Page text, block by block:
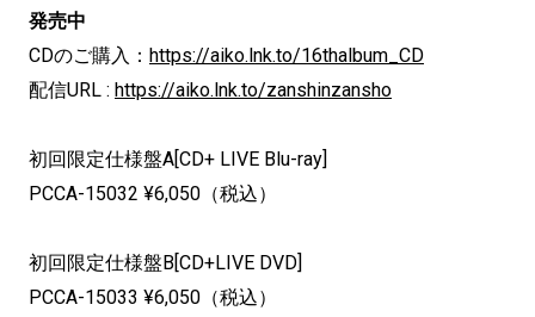
発売中
CDのご購入： https://aiko.lnk.to/16thalbum_CD
配信URL : https://aiko.lnk.to/zanshinzansho
初回限定仕様盤A[CD+ LIVE Blu-ray]
PCCA-15032 ¥6,050（税込）
初回限定仕様盤B[CD+LIVE DVD]
PCCA-15033 ¥6,050（税込）